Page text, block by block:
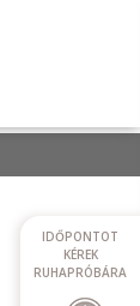
IDŐPONTOT
KÉREK
RUHAPRÓBÁRA